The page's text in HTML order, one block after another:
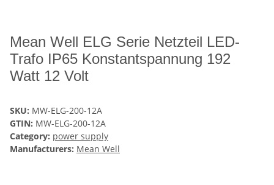
Mean Well ELG Serie Netzteil LED-
Trafo IP65 Konstantspannung 192
Watt 12 Volt
SKU: MW-ELG-200-12A
GTIN: MW-ELG-200-12A
Category: power supply
Manufacturers: Mean Well